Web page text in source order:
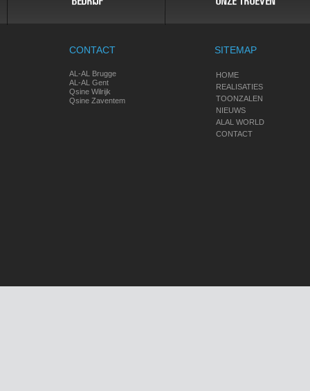
CONTACT
AL-AL Brugge
AL-AL Gent
Qsine Wilrijk
Qsine Zaventem
SITEMAP
HOME
REALISATIES
TOONZALEN
NIEUWS
ALAL WORLD
CONTACT